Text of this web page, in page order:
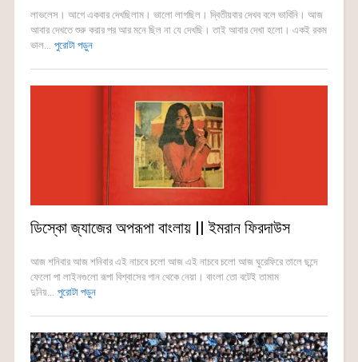
লাভলেস। আগে একবার দেখছিলাম। ভালো লাগছিল। দ্বিতীয়বার দেখব বলে ভাবিনি। আজ
আবার দেখতে শুরু করার পর আর মনে ছিল না যে দেখছি। তাই আবার দেখা হলো। একই রকম
ভাল... পুরোটা পড়ুন
ডিস্কো জ্যাজের অপরূপা বাংলায় || ইমরান ফিরদাউস
আজ শনিবার আজ শনিবার এই নাচবে চলো আজ এই নাচবে চলো আজ ঘুরেফিরে তালে ছন্দে
ফেলো পা লাইনগুলো রূপা বিশ্বাসের গান থেকে নেয়া। বাংলা তো বটেই তামাম
দুনিয়... পুরোটা পড়ুন